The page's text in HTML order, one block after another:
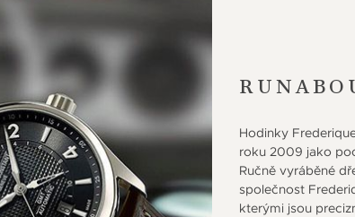
Hodinky
roku 2009 jako
Ručně vyráběné
společnost
kterými jsou